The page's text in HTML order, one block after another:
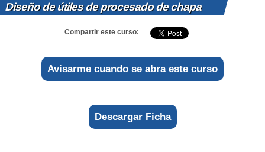
Diseño de útiles de procesado de chapa
Compartir este curso:
Avisarme cuando se abra este curso
Descargar Ficha